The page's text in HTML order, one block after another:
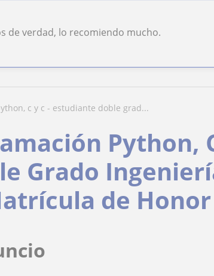
de verdad, lo recomiendo mucho.
c y c - estudiante doble grad...
Python,
Grado
de Honor